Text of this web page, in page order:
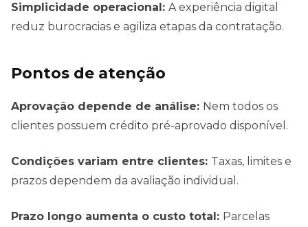
Simplicidade operacional: A experiência digital
reduz burocracias e agiliza etapas da contratação.
Pontos de atenção
Aprovação depende de análise: Nem todos os
clientes possuem crédito pré-aprovado disponível.
Condições variam entre clientes: Taxas, limites e
prazos dependem da avaliação individual.
Prazo longo aumenta o custo total: Parcelas